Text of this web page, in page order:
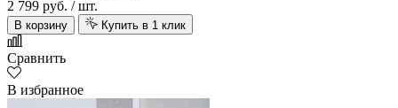
2 799 руб. / шт.
В корзину Купить в 1 клик
Сравнить
В избранное